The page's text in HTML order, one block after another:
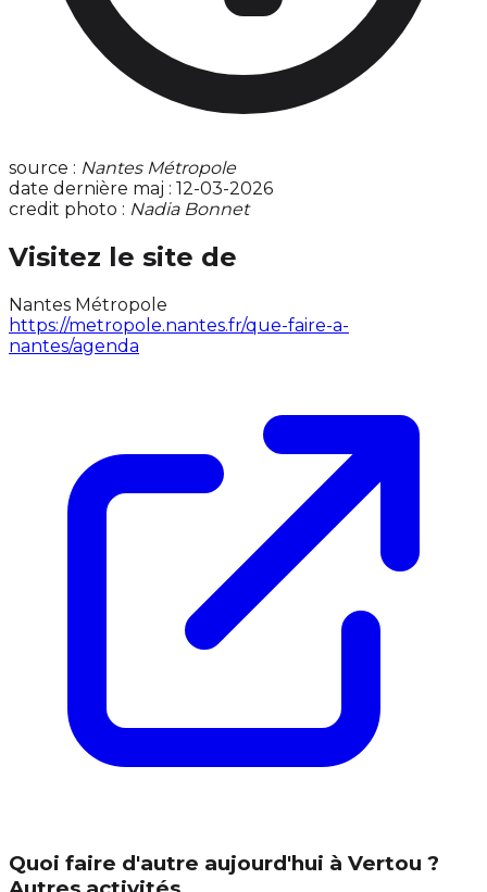
source : Nantes Métropole
date dernière maj : 12-03-2026
credit photo : Nadia Bonnet
Visitez le site de
Nantes Métropole
https://metropole.nantes.fr/que-faire-a-
nantes/agenda
Quoi faire d'autre aujourd'hui à Vertou ?